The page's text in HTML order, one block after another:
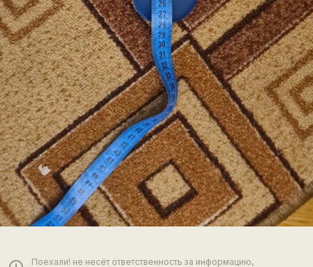
Поехали! не несёт ответственность за информацию,